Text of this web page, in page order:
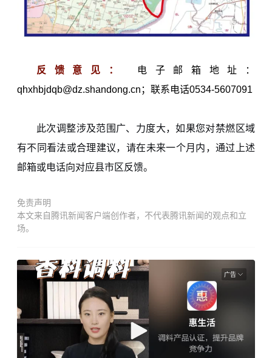
反馈意见：
电子邮箱地址：
qhxhbjdqb@dz.shandong.cn；联系电话0534-5607091
此次调整涉及范围广、力度大，如果您对禁燃区域
有不同看法或合理建议，请在未来一个月内，通过上述
邮箱或电话向对应县市区反馈。
免责声明
本文来自腾讯新闻客户端创作者，不代表腾讯新闻的观点和立
场。
广告